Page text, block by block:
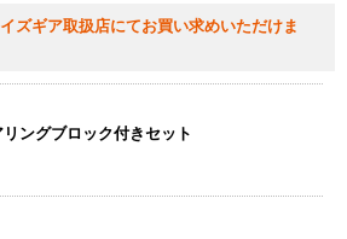
ズギア取扱店にてお買い求めいただけま
ングブロック付きセット